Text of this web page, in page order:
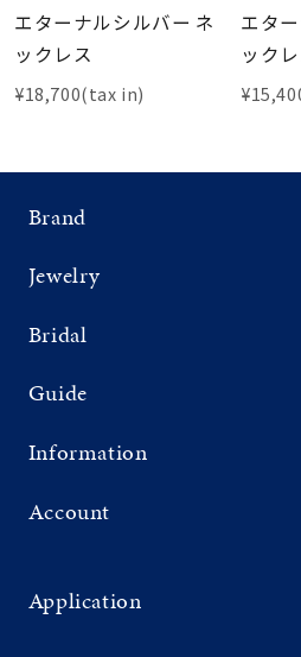
エターナルシルバー ネ
ックレス
¥18,700(tax in)
エタ
ック
Brand
Jewelry
Bridal
Guide
Information
Account
Application